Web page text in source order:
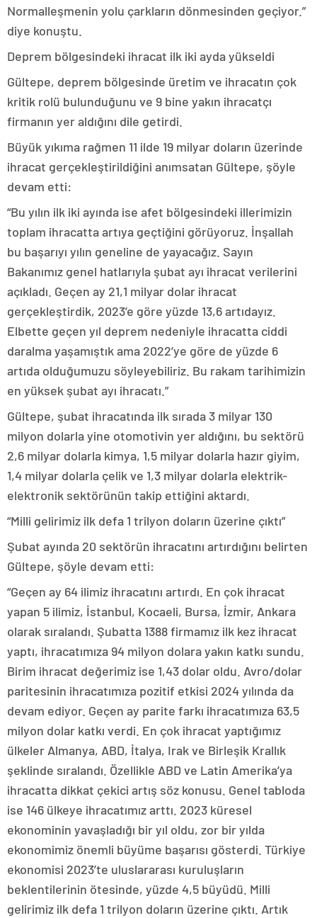
Normalleşmenin yolu çarkların dönmesinden geçiyor.”
diye konuştu.
Deprem bölgesindeki ihracat ilk iki ayda yükseldi
Gültepe, deprem bölgesinde üretim ve ihracatın çok
kritik rolü bulunduğunu ve 9 bine yakın ihracatçı
firmanın yer aldığını dile getirdi.
Büyük yıkıma rağmen 11 ilde 19 milyar doların üzerinde
ihracat gerçekleştirildiğini anımsatan Gültepe, şöyle
devam etti:
“Bu yılın ilk iki ayında ise afet bölgesindeki illerimizin
toplam ihracatta artıya geçtiğini görüyoruz. İnşallah
bu başarıyı yılın geneline de yayacağız. Sayın
Bakanımız genel hatlarıyla şubat ayı ihracat verilerini
açıkladı. Geçen ay 21,1 milyar dolar ihracat
gerçekleştirdik, 2023’e göre yüzde 13,6 artıdayız.
Elbette geçen yıl deprem nedeniyle ihracatta ciddi
daralma yaşamıştık ama 2022’ye göre de yüzde 6
artıda olduğumuzu söyleyebiliriz. Bu rakam tarihimizin
en yüksek şubat ayı ihracatı.”
Gültepe, şubat ihracatında ilk sırada 3 milyar 130
milyon dolarla yine otomotivin yer aldığını, bu sektörü
2,6 milyar dolarla kimya, 1,5 milyar dolarla hazır giyim,
1,4 milyar dolarla çelik ve 1,3 milyar dolarla elektrik-
elektronik sektörünün takip ettiğini aktardı.
“Milli gelirimiz ilk defa 1 trilyon doların üzerine çıktı”
Şubat ayında 20 sektörün ihracatını artırdığını belirten
Gültepe, şöyle devam etti:
“Geçen ay 64 ilimiz ihracatını artırdı. En çok ihracat
yapan 5 ilimiz, İstanbul, Kocaeli, Bursa, İzmir, Ankara
olarak sıralandı. Şubatta 1388 firmamız ilk kez ihracat
yaptı, ihracatımıza 94 milyon dolara yakın katkı sundu.
Birim ihracat değerimiz ise 1,43 dolar oldu. Avro/dolar
paritesinin ihracatımıza pozitif etkisi 2024 yılında da
devam ediyor. Geçen ay parite farkı ihracatımıza 63,5
milyon dolar katkı verdi. En çok ihracat yaptığımız
ülkeler Almanya, ABD, İtalya, Irak ve Birleşik Krallık
şeklinde sıralandı. Özellikle ABD ve Latin Amerika’ya
ihracatta dikkat çekici artış söz konusu. Genel tabloda
ise 146 ülkeye ihracatımız arttı. 2023 küresel
ekonominin yavaşladığı bir yıl oldu, zor bir yılda
ekonomimiz önemli büyüme başarısı gösterdi. Türkiye
ekonomisi 2023’te uluslararası kuruluşların
beklentilerinin ötesinde, yüzde 4,5 büyüdü. Milli
gelirimiz ilk defa 1 trilyon doların üzerine çıktı. Artık